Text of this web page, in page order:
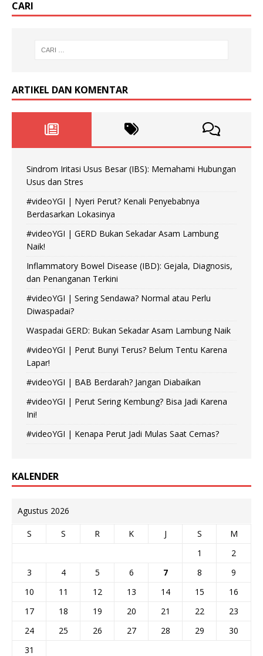
CARI
ARTIKEL DAN KOMENTAR
Sindrom Iritasi Usus Besar (IBS): Memahami Hubungan
Usus dan Stres
#videoYGI | Nyeri Perut? Kenali Penyebabnya
Berdasarkan Lokasinya
#videoYGI | GERD Bukan Sekadar Asam Lambung
Naik!
Inflammatory Bowel Disease (IBD): Gejala, Diagnosis,
dan Penanganan Terkini
#videoYGI | Sering Sendawa? Normal atau Perlu
Diwaspadai?
Waspadai GERD: Bukan Sekadar Asam Lambung Naik
#videoYGI | Perut Bunyi Terus? Belum Tentu Karena
Lapar!
#videoYGI | BAB Berdarah? Jangan Diabaikan
#videoYGI | Perut Sering Kembung? Bisa Jadi Karena
Ini!
#videoYGI | Kenapa Perut Jadi Mulas Saat Cemas?
KALENDER
Agustus 2026
S S R K J S
M
1
2
3
4 5 6 7 8
9
10
11 12 13 14 15
16
17
18 19 20 21 22
23
24
25 26 27 28 29
30
31